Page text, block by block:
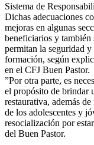
Sistema de
Dichas adecuaciones
mejoras en algunas
beneficiarios y también
permitan la seguridad
formación, según
en el CFJ Buen Pastor.
”Por otra parte, es
el propósito de brindar
restaurativa, además
de los adolescentes y
resocialización por
del Buen Pastor.